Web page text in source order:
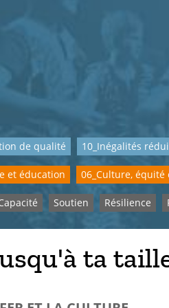
de qualité 10_Inégalités
et éducation 06_Culture,
Soutien Résilience
ta